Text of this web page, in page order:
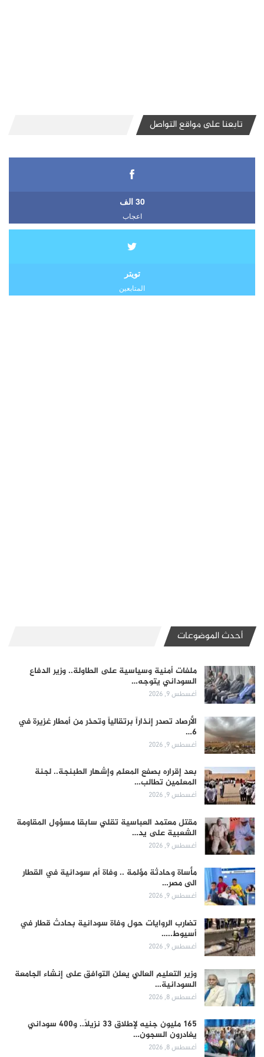
تابعنا على مواقع التواصل
30 الف
اعجاب
تويتر
المتابعين
أحدث الموضوعات
ملفات أمنية وسياسية على الطاولة.. وزير الدفاع
السوداني يتوجه…
أغسطس 9, 2026
الأرصاد تصدر إنذاراً برتقالياً وتحذر من أمطار غزيرة في
6…
أغسطس 9, 2026
بعد إقراره بصفع المعلم وإشهار الطبنجة.. لجنة
المعلمين تطالب…
أغسطس 9, 2026
مقتل معتمد العباسية تقلي سابقا مسؤول المقاومة
الشعبية على يد…
أغسطس 9, 2026
مأساة وحادثة مؤلمة .. وفاة أم سودانية في القطار
الى مصر…
أغسطس 9, 2026
تضارب الروايات حول وفاة سودانية بحادث قطار في
أسيوط..…
أغسطس 9, 2026
وزير التعليم العالي يعلن التوافق على إنشاء الجامعة
السودانية…
أغسطس 8, 2026
165 مليون جنيه لإطلاق 33 نزيلاً.. و400 سوداني
يغادرون السجون…
أغسطس 8, 2026